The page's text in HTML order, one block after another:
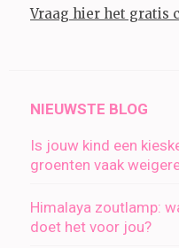
Vraag hier het gratis
NIEUWSTE BLOG
Is jouw kind een
groenten vaak
Himalaya zoutlamp:
doet het voor jou?